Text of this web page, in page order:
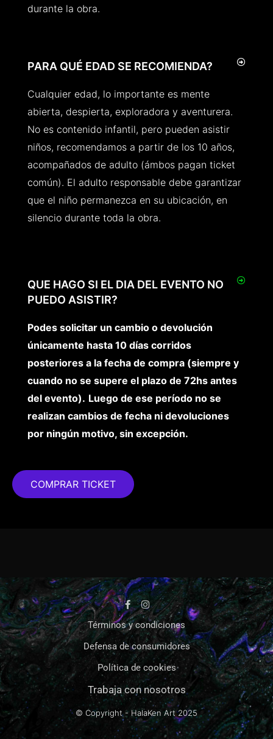
durante la obra.
PARA QUÉ EDAD SE RECOMIENDA?
Cualquier edad, lo importante es mente
abierta, despierta, exploradora y aventurera.
No es contenido infantil, pero pueden asistir
niños, recomendamos a partir de los 10 años,
acompañados de adulto (ámbos pagan ticket
común). El adulto responsable debe garantizar
que el niño permanezca en su ubicación, en
silencio durante toda la obra.
QUE HAGO SI EL DIA DEL EVENTO NO
PUEDO ASISTIR?
Podes solicitar un cambio o devolución
únicamente hasta 10 días corridos
posteriores a la fecha de compra (siempre y
cuando no se supere el plazo de 72hs antes
del evento). Luego de ese período no se
realizan cambios de fecha ni devoluciones
por ningún motivo, sin excepción.
COMPRAR TICKET
Términos y condiciones
Defensa de consumidores
Política de cookies
Trabaja con nosotros
© Copyright - HalaKen Art2025